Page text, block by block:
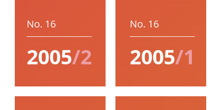
No. 16
2005/2
No. 16
2005/1